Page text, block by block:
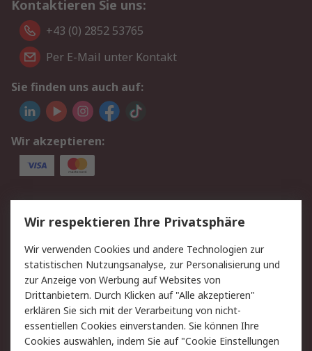
Kontaktieren Sie uns:
+43 (0) 2852 53765
Per E-Mail unter Kontakt
Sie finden uns auch auf:
Wir akzeptieren:
Service
Value Added Services
Lieferlösungen
Rücksendung/Entsorgung Kontakt
Hilfe
Rechtliches
RS Verkaufs- und
Datenschutz
Wir respektieren Ihre Privatsphäre
Wir verwenden Cookies und andere Technologien zur
statistischen Nutzungsanalyse, zur Personalisierung und
zur Anzeige von Werbung auf Websites von
Drittanbietern. Durch Klicken auf "Alle akzeptieren"
erklären Sie sich mit der Verarbeitung von nicht-
essentiellen Cookies einverstanden. Sie können Ihre
Cookies auswählen, indem Sie auf "Cookie Einstellungen